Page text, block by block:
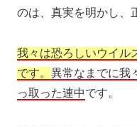
のは、真実を明かし、
我々は恐ろしいウイル
です。 異常なまでに我
っ取った連中です。